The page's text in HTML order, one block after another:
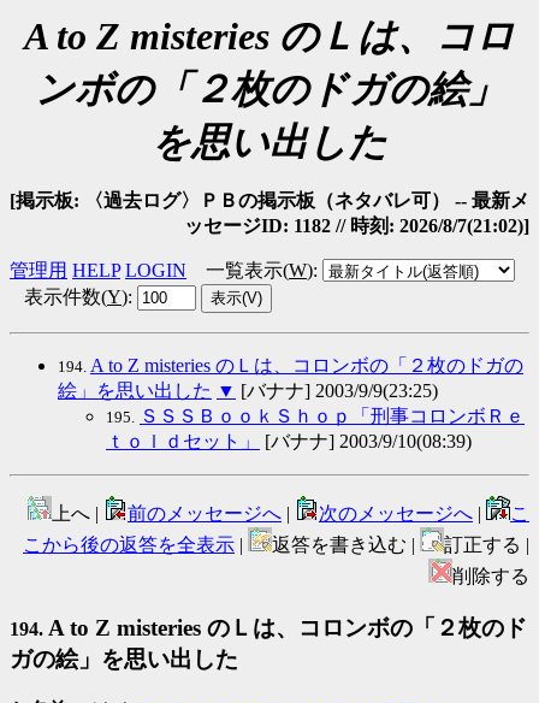
A to Z misteries のＬは、コロ
ンボの「２枚のドガの絵」
を思い出した
[掲示板: 〈過去ログ〉ＰＢの掲示板（ネタバレ可） -- 最新メ
ッセージID: 1182 // 時刻: 2026/8/7(21:02)]
管理用 HELP LOGIN 一覧表示(W):
表示件数(Y):
194. A to Z misteries のＬは、コロンボの「２枚のドガの
絵」を思い出した ▼ [バナナ] 2003/9/9(23:25)
195.
ＳＳＳＢｏｏｋＳｈｏｐ「刑事コロンボＲｅ
ｔｏｌｄセット」
[バナナ] 2003/9/10(08:39)
上へ | 前のメッセージへ | 次のメッセージへ |
こ
こから後の返答を全表示 | 返答を書き込む |
訂正する |
削除する
194. A to Z misteries のＬは、コロンボの「２枚のド
ガの絵」を思い出した